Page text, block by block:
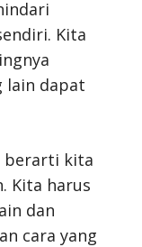
Kita
lain dapat
berarti kita
Kita harus
dan
cara yang